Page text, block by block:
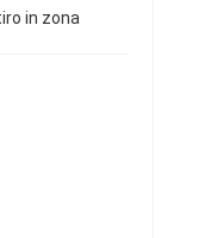
in zona